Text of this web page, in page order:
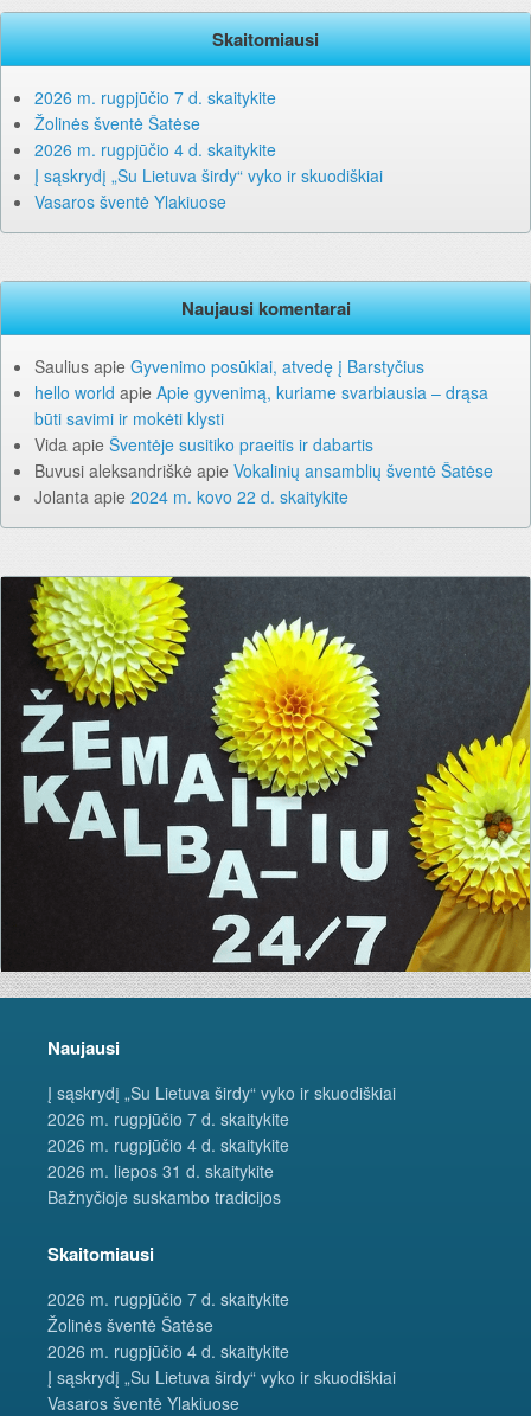
Skaitomiausi
2026 m. rugpjūčio 7 d. skaitykite
Žolinės šventė Šatėse
2026 m. rugpjūčio 4 d. skaitykite
Į sąskrydį „Su Lietuva širdy“ vyko ir skuodiškiai
Vasaros šventė Ylakiuose
Naujausi komentarai
Saulius apie Gyvenimo posūkiai, atvedę į Barstyčius
hello world apie Apie gyvenimą, kuriame svarbiausia – drąsa
būti savimi ir mokėti klysti
Vida apie Šventėje susitiko praeitis ir dabartis
Buvusi aleksandriškė apie Vokalinių ansamblių šventė Šatėse
Jolanta apie 2024 m. kovo 22 d. skaitykite
Naujausi
Į sąskrydį „Su Lietuva širdy“ vyko ir skuodiškiai
2026 m. rugpjūčio 7 d. skaitykite
2026 m. rugpjūčio 4 d. skaitykite
2026 m. liepos 31 d. skaitykite
Bažnyčioje suskambo tradicijos
Skaitomiausi
2026 m. rugpjūčio 7 d. skaitykite
Žolinės šventė Šatėse
2026 m. rugpjūčio 4 d. skaitykite
Į sąskrydį „Su Lietuva širdy“ vyko ir skuodiškiai
Vasaros šventė Ylakiuose